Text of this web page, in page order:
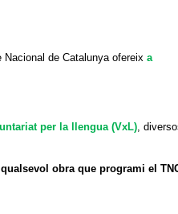
Nacional de Catalunya ofereix a
per la llengua (VxL) ,
obra que programi el